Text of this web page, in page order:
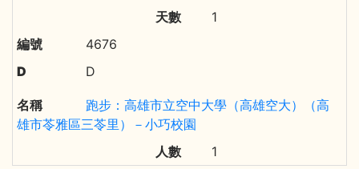
1
4676
D
跑步：高雄市立空中大學（高雄空大）（高
雄市苓雅區三苓里）－小巧校園
1